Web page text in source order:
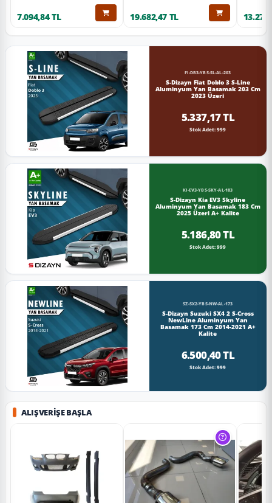
7.094,84 TL 19.682,47 TL
FI-DB3-YBS-SL-AL-203
S-Dizayn Fiat Doblo 3 S-Line
Aluminyum Yan Basamak 203 Cm
2023 Üzeri
5.337,17 TL
Stok Adet: 999
KI-EV3-YBS-SKY-AL-183
S-Dizayn Kia EV3 Skyline
Aluminyum Yan Basamak 183 Cm
2025 Üzeri A+ Kalite
5.186,80 TL
Stok Adet: 999
SZ-SX2-YBS-NW-AL-173
S-Dizayn Suzuki SX4 2 S-Cross
NewLine Aluminyum Yan
Basamak 173 Cm 2014-2021 A+
Kalite
6.500,40 TL
Stok Adet: 999
ALIŞVERIŞE BAŞLA